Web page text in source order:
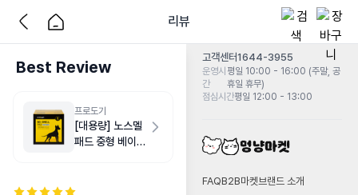
리뷰
Best Review
프로도기
[대용량] 노스멜
패드 중형 베이비
고객센터1644-3955
운영시
간
평일 10:00 - 16:00 (주말, 공
휴일 휴무)
점심시간평일 12:00 - 13:00
FAQB2B마켓 브랜드 소개